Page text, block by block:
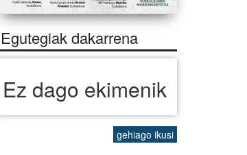
Egutegiak dakarrena
Ez dago ekimenik
gehiago ikusi